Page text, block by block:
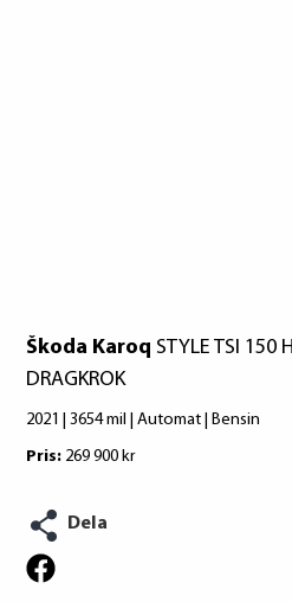
Škoda Karoq STYLE TSI 150
DRAGKROK
2021 | 3654 mil | Automat | Bensin
Pris: 269 900 kr
Dela